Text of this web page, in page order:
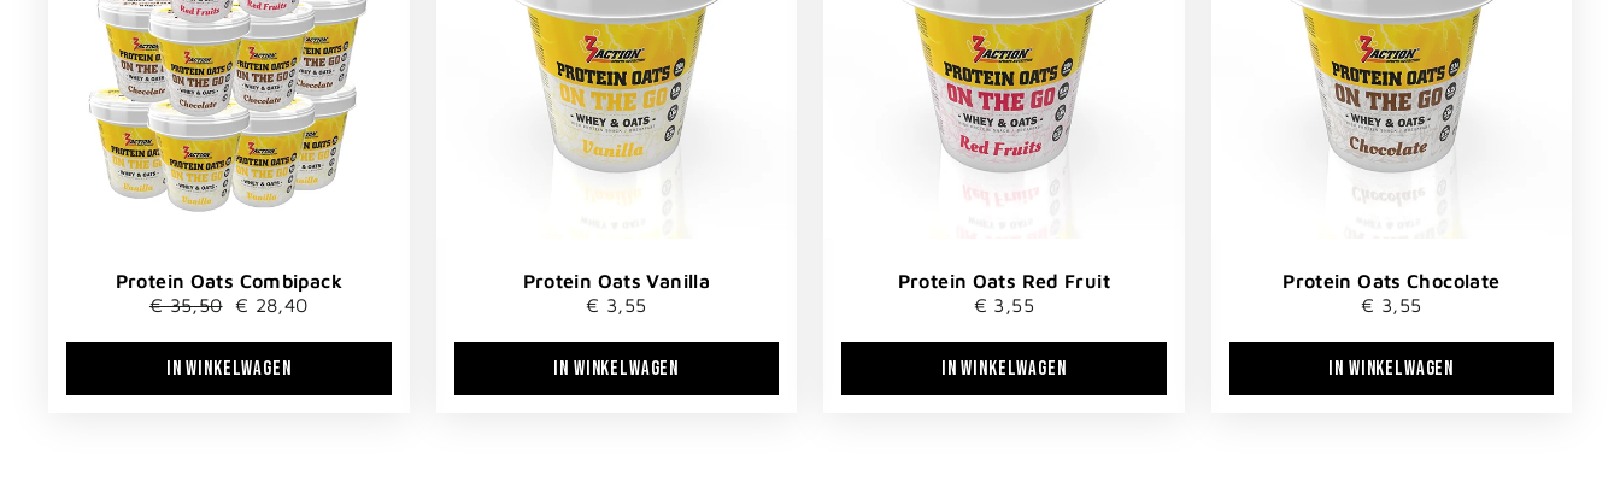
Protein Oats Combipack
Normale
€ 35,50 Verkoopprijs
€ 28,40
IN WINKELWAGEN
Protein Oats Vanilla
€ 3,55
IN WINKELWAGEN
Protein Oats Red Fruit
€ 3,55
IN WINKELWAGEN
Protein Oats Chocolate
€ 3,55
IN WINKELWAGEN